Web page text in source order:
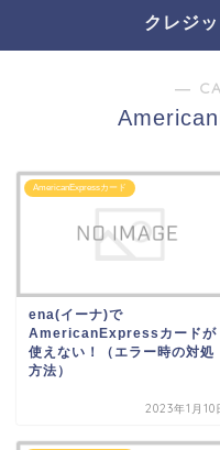
クレジ
―
AmericanExpressカード
ena(イーナ)で
AmericanExpressカードが
使えない！（エラー時の対処
方法）
2023年1月10